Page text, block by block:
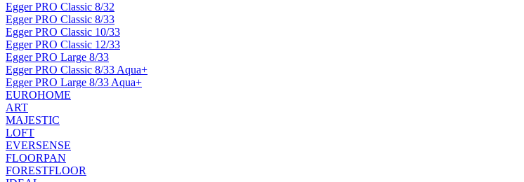
Egger PRO Classic 8/32
Egger PRO Classic 8/33
Egger PRO Classic 10/33
Egger PRO Classic 12/33
Egger PRO Large 8/33
Egger PRO Classic 8/33 Aqua+
Egger PRO Large 8/33 Aqua+
EUROHOME
ART
MAJESTIC
LOFT
EVERSENSE
FLOORPAN
FORESTFLOOR